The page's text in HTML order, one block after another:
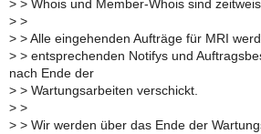
> > Whois und Member-Whois sind
> >
> > Alle eingehenden Aufträge für MRI
> > entsprechenden Notifys und
nach Ende der
> > Wartungsarbeiten verschickt.
> >
> > Wir werden über das Ende der